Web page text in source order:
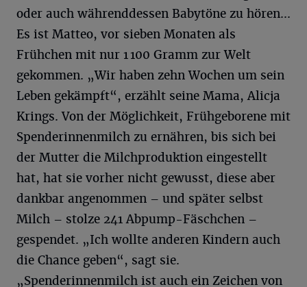
oder auch währenddessen Babytöne zu hören...
Es ist Matteo, vor sieben Monaten als
Frühchen mit nur 1 100 Gramm zur Welt
gekommen. „Wir haben zehn Wochen um sein
Leben gekämpft“, erzählt seine Mama, Alicja
Krings. Von der Möglichkeit, Frühgeborene mit
Spenderinnenmilch zu ernähren, bis sich bei
der Mutter die Milchproduktion eingestellt
hat, hat sie vorher nicht gewusst, diese aber
dankbar angenommen – und später selbst
Milch – stolze 241 Abpump-Fäschchen –
gespendet. „Ich wollte anderen Kindern auch
die Chance geben“, sagt sie.
„Spenderinnenmilch ist auch ein Zeichen von